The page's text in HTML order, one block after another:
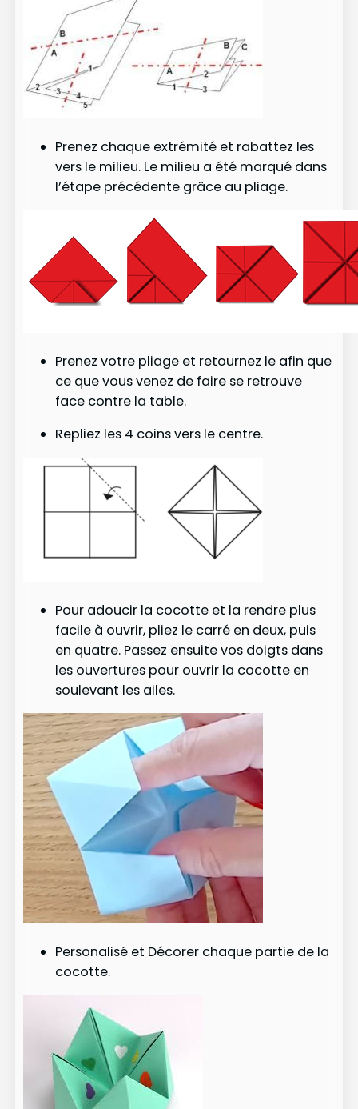
Prenez chaque extrémité et rabattez les
vers le milieu. Le milieu a été marqué dans
l’étape précédente grâce au pliage.
Prenez votre pliage et retournez le afin que
ce que vous venez de faire se retrouve
face contre la table.
Repliez les 4 coins vers le centre.
Pour adoucir la cocotte et la rendre plus
facile à ouvrir, pliez le carré en deux, puis
en quatre. Passez ensuite vos doigts dans
les ouvertures pour ouvrir la cocotte en
soulevant les ailes.
Personalisé et Décorer chaque partie de la
cocotte.